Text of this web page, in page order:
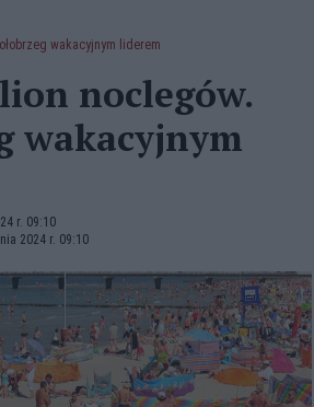
wakacyjnym liderem
noclegów.
wakacyjnym
r. 09:10
2024 r. 09:10